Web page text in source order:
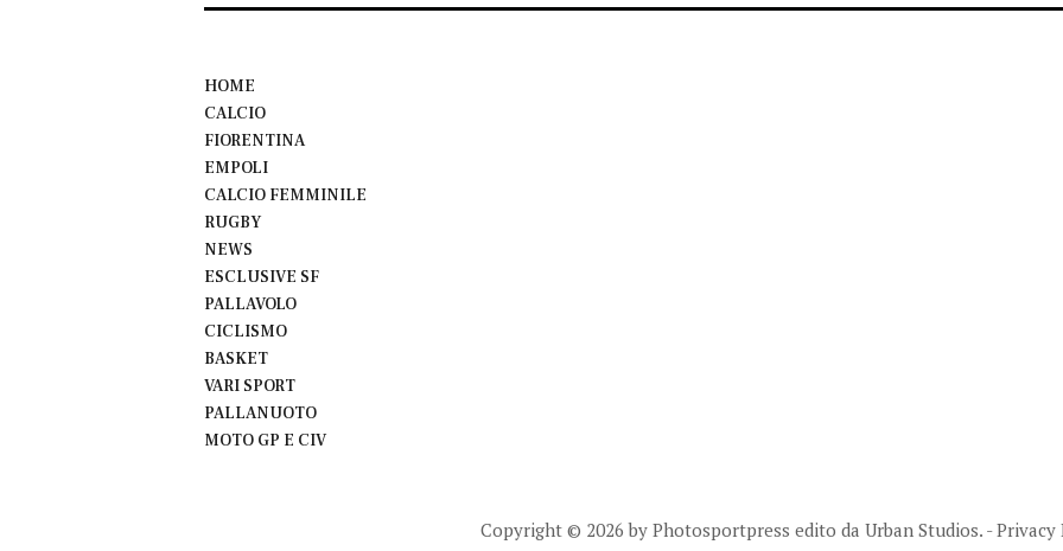
HOME
CALCIO
FIORENTINA
EMPOLI
CALCIO FEMMINILE
RUGBY
NEWS
ESCLUSIVE SF
PALLAVOLO
CICLISMO
BASKET
VARI SPORT
PALLANUOTO
MOTO GP E CIV
Copyright © 2026 by Photosportpress edito da Urban Studios. -Privacy